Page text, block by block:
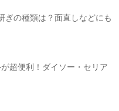
ぎの種類は？面直しなどにも
が超便利！ダイソー・セリア